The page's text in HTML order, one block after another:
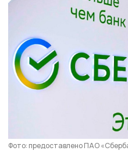
Фото: предоставлено ПАО